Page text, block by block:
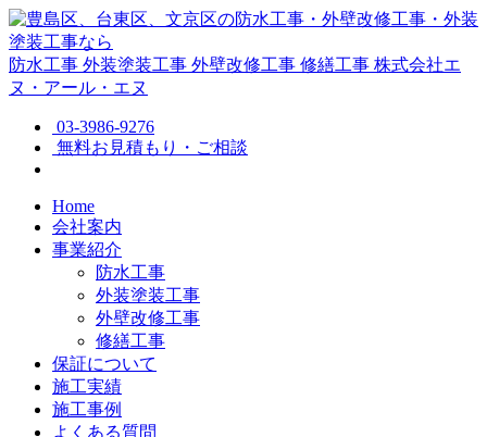
防水工事 外装塗装工事 外壁改修工事 修繕工事 株式会社エ
ヌ・アール・エヌ
03-3986-9276
無料お見積もり・ご相談
Home
会社案内
事業紹介
防水工事
外装塗装工事
外壁改修工事
修繕工事
保証について
施工実績
施工事例
よくある質問